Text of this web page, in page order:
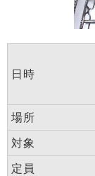
日時
場所
対象
定員